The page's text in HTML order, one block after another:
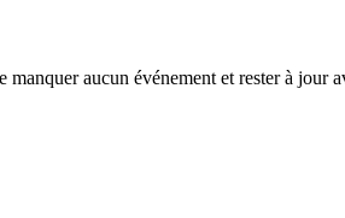
aucun événement et rester à